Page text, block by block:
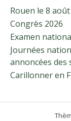
Rouen le 8
Congrès 2026
Examen
Journées
annoncées
Carillonner en